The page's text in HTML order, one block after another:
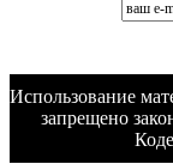
Использование
запрещено